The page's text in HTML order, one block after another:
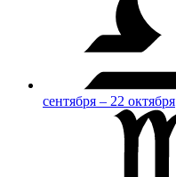
сентября – 22 октября